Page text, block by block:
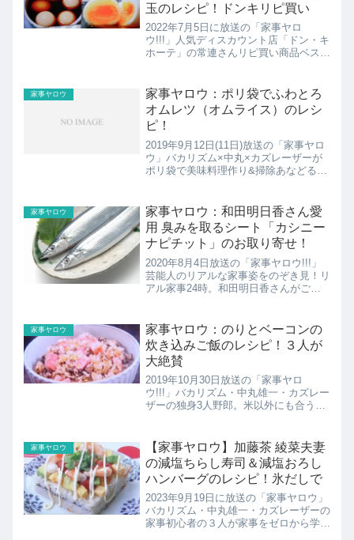
玉のレシピ！ドンキリピ買い
2022年7月5日に放送の「家事ヤロ
ウ!!!」人気ディスカウント店「ドン・キ
ホーテ」の常連さんリピ買い商品ベスト
発表！上川隆也＆KAT-TUN上田も大感
激の激ウマ商...
家事ヤロウ
家事ヤロウ：ポリ袋でふわとろ
オムレツ（オムライス）のレシ
ピ！
2019年9月12日(11日)放送の「家事ヤロ
ウ」バカリズム×中丸×カズレーザーが
ポリ袋で美味料理作り&掃除あなどるな
家事ヤロウ
家事ヤロウ：和田明日香さん愛
用 臭みを取るシート「カシニー
ナピチット」のお取り寄せ！
2020年8月4日放送の「家事ヤロウ!!!」
芸能人のリアルな家事姿をのぞき見！リ
アル家事24時。和田明日香さんがご飯
たカシニーナピチットのお取り寄せの紹
介！
家事ヤロウ
家事ヤロウ：のりとベーコンの
炊き込みご飯のレシピ！３人が
大絶賛
2019年10月30日放送の「家事ヤロ
ウ!!!」バカリズム・中丸雄一・カズレー
ザーの独身3人野郎。米以外にも合う
レシピを学んでいく。ここでは海苔とベ
ーコンの炊き込みご...
家事ヤロウ
【家事ヤロウ】加藤茶 綾菜夫妻
の減塩ちらし寿司＆減塩おろし
ハンバーグのレシピ！氷だしで
2023年9月19日に放送の「家事ヤロウ」
バカリズム・中丸雄一・カズレーザーの
家事初心者の３人が家事をゼロから学ぶ